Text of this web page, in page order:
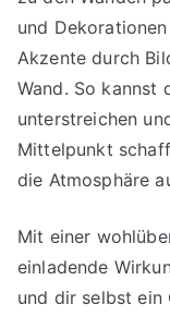
und
Akzente durch
Wand. So kannst
unterstreichen
Mittelpunkt
die Atmosphäre
Mit einer
einladende
und dir selbst ein